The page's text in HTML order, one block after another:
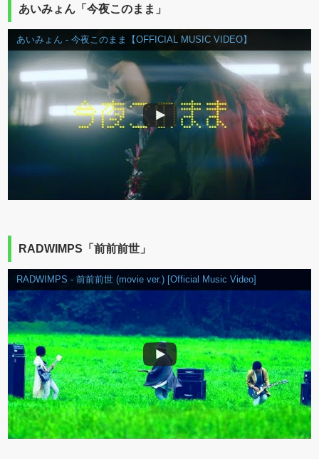
あいみょん「今夜このまま」
あいみょん - 今夜このまま【OFFICIAL MUSIC VIDEO】
RADWIMPS「前前前世」
RADWIMPS - 前前前世 (movie ver.) [Official Music Video]